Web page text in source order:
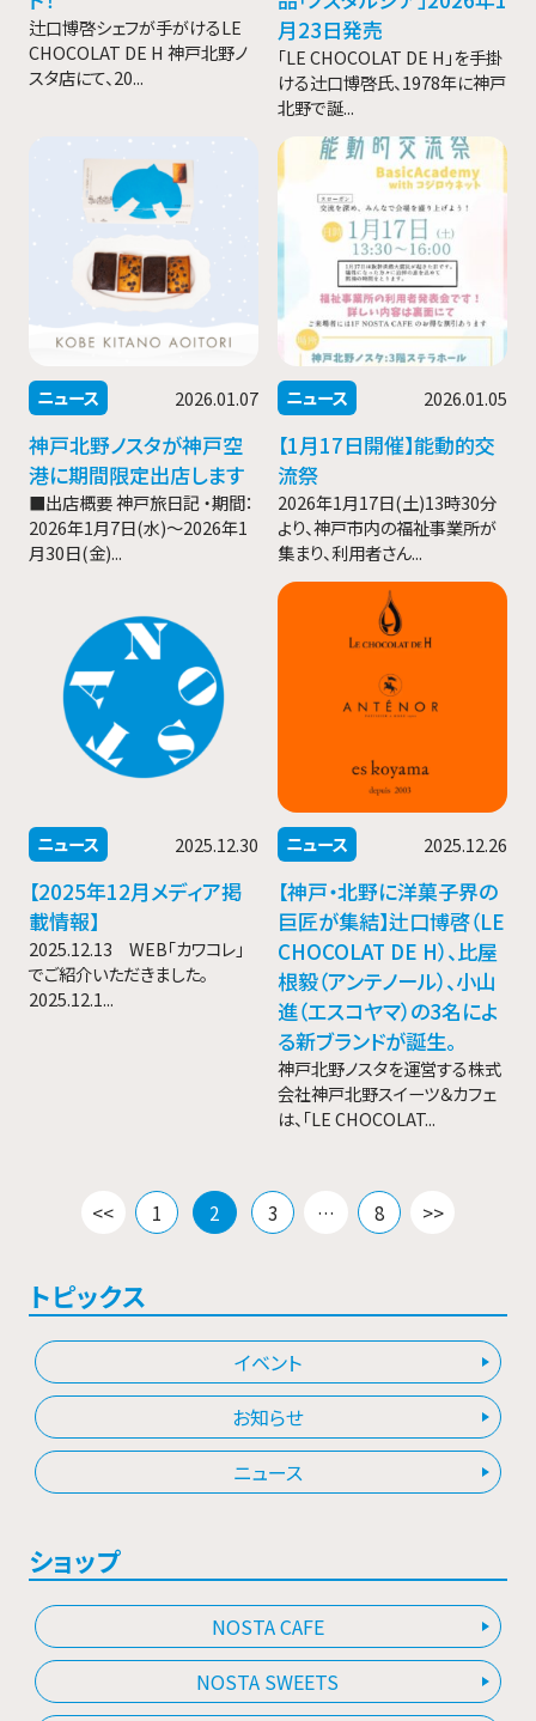
辻口博啓シェフが手がけるLE
CHOCOLAT DE H 神戸北野ノ
スタ店にて、20...
月23日発売
「LE CHOCOLAT DE H」を手掛
ける辻󠄀口博啓氏、1978年に神戸
北野で誕...
ニュース 2026.01.07
神戸北野ノスタが神戸空
港に期間限定出店します
■出店概要 神戸旅日記 ・期間：
2026年1月7日(水)～2026年1
月30日(金)...
ニュース 2026.01.05
【1月17日開催】能動的交
流祭
2026年1月17日(土)13時30分
より、神戸市内の福祉事業所が
集まり、利用者さん...
ニュース 2025.12.30
【2025年12月メディア掲
載情報】
2025.12.13 WEB「カワコレ」
でご紹介いただきました。
2025.12.1...
ニュース 2025.12.26
【神戸・北野に洋菓子界の
巨匠が集結】辻口博啓（LE
CHOCOLAT DE H）、比屋
根毅（アンテノール）、小山
進（エスコヤマ）の3名によ
る新ブランドが誕生。
神戸北野ノスタを運営する株式
会社神戸北野スイーツ＆カフェ
は、「LE CHOCOLAT...
投
稿
ー
ジ
送
り
<< 1 2 3 … 8 >>
トピックス
イベント
お知らせ
ニュース
ショップ
NOSTA CAFE
NOSTA SWEETS